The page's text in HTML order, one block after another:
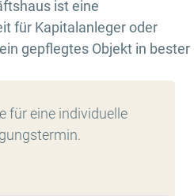
ist eine
für Kapitalanleger oder
gepflegtes Objekt in bester
für eine individuelle